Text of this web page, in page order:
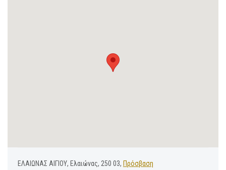
ΕΛΑΙΩΝΑΣ ΑΙΓΙΟΥ, Ελαιώνας, 250 03, Πρόσβαση